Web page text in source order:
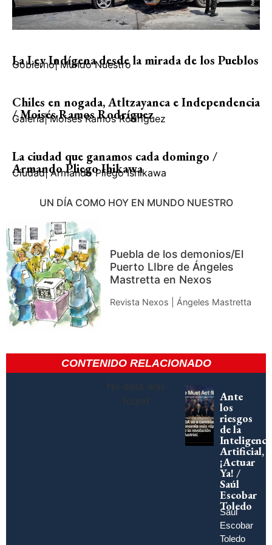
La Ley Indígena desde la mirada de los Pueblos
Gobierno| Mundo Nuestro
Chiles en nogada, Atltzayanca e Independencia
/ Moisés Ramos Rodríguez
Galería| Moisés Ramos Rodríguez
La ciudad que ganamos cada domingo /
Armando Pliego Ihikawa
Ciudad| Armando Pliego Ishikawa
UN DÍA COMO HOY EN MUNDO NUESTRO
Puebla de los demonios/El
Puerto LIbre de Ángeles
Mastretta en Nexos
Revista Nexos | Ángeles Mastretta
CONTENIDO RELACIONADO
No data was
found
Ante
los
riesgos
de la
Artificial,
¡Actuar
Ya! /
Saúl
Escobar
Toledo
Saúl
Escobar
Toledo